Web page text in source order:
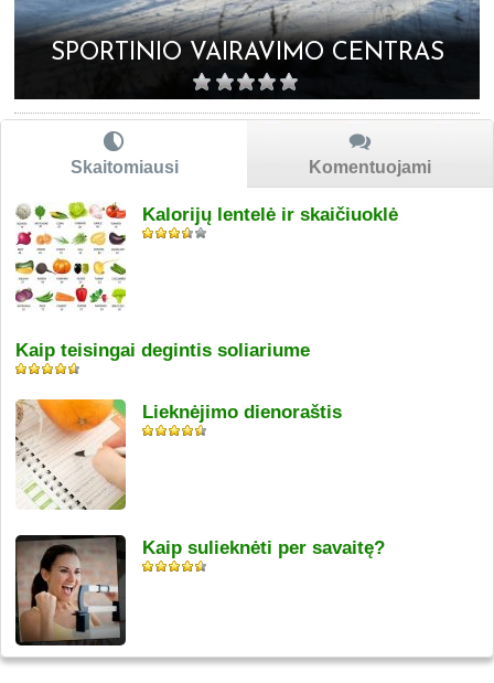
SPORTINIO VAIRAVIMO CENTRAS
Skaitomiausi Komentuojami
Kalorijų lentelė ir skaičiuoklė
Kaip teisingai degintis soliariume
Lieknėjimo dienoraštis
Kaip sulieknėti per savaitę?